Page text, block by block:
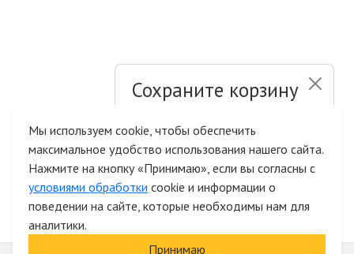
Сохраните корзину
Быстрая авторизация на сайте
Мы используем cookie, чтобы обеспечить
максимальное удобство использования нашего сайта.
Нажмите на кнопку «Принимаю», если вы согласны с
условиями обработки cookie и информации о
поведении на сайте, которые необходимы нам для
аналитики.
Принимаю